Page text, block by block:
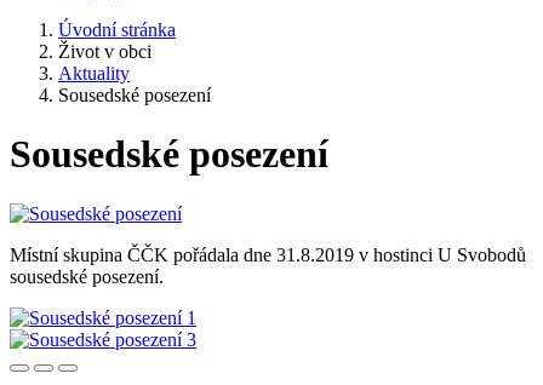
Úvodní stránka
Život v obci
Aktuality
Sousedské posezení
Sousedské posezení
Místní skupina ČČK pořádala dne 31.8.2019 v hostinci U Svobodů
sousedské posezení.